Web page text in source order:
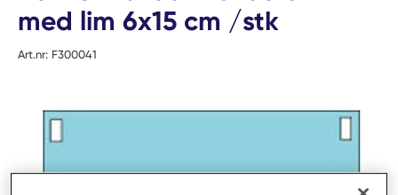
med lim 6x15 cm /stk
Art.nr: F300041